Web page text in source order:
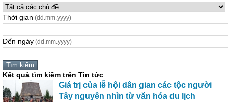
Thời gian (dd.mm.yyyy)
Đến ngày (dd.mm.yyyy)
Kết quả tìm kiếm trên Tin tức
Giá trị của lễ hội dân gian các tộc người
Tây nguyên nhìn từ văn hóa du lịch